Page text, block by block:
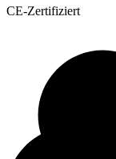
CE-Zertifiziert